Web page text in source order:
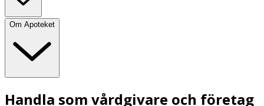
Om Apoteket
Handla som vårdgivare och företag